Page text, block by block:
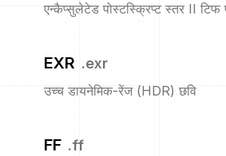
एन्कैप्सुलेटेड पोस्टस्क्रिप्ट स्तर II टिफ
EXR .exr
उच्च डायनेमिक-रेंज (HDR) छवि
FF .ff